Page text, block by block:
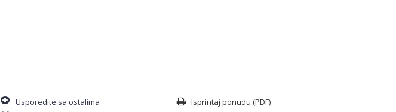
Usporedite sa ostalima
Isprintaj ponudu (PDF)